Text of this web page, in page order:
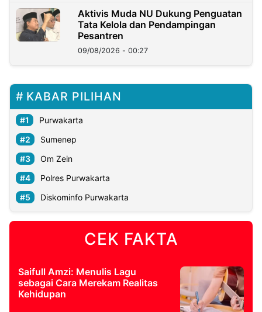
Aktivis Muda NU Dukung Penguatan
Tata Kelola dan Pendampingan
Pesantren
09/08/2026 - 00:27
KABAR PILIHAN
Purwakarta
Sumenep
Om Zein
Polres Purwakarta
Diskominfo Purwakarta
CEK FAKTA
Saifull Amzi: Menulis Lagu
sebagai Cara Merekam Realitas
Kehidupan